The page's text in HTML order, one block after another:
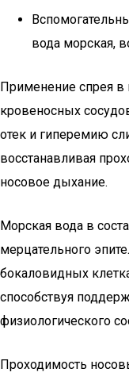
вода морская,
Применение спрея
кровеносных
отек и гиперемию
восстанавливая
носовое дыхание.
Морская вода в
мерцательного
бокаловидных
способствуя
физиологического
Проходимость